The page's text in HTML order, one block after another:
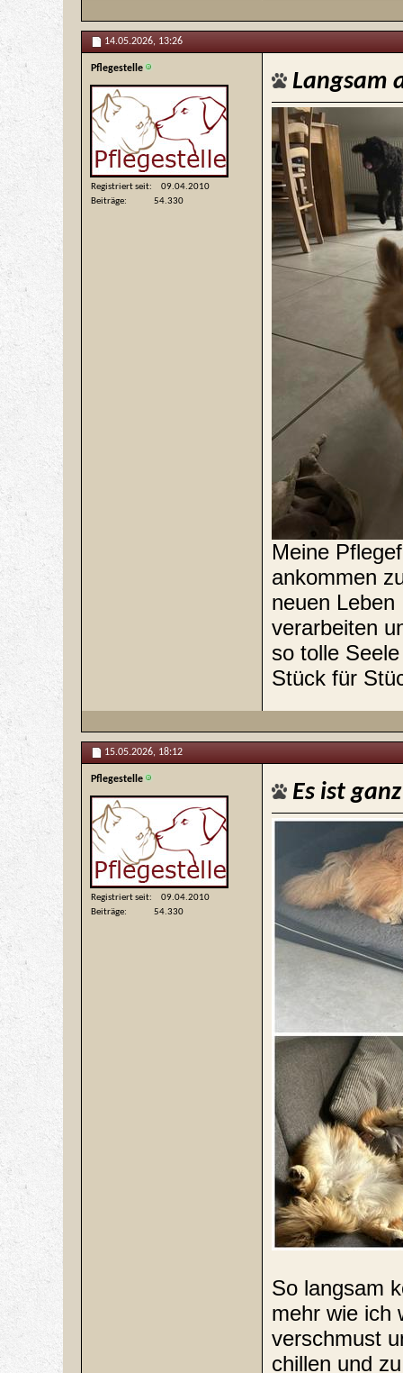
14.05.2026, 13:26
Pflegestelle
Registriert seit
09.04.2010
Beiträge
54.330
Langsam
Meine
ankommen
neuen
verarbeiten
so tolle
Stück für
15.05.2026, 18:12
Pflegestelle
Registriert seit
09.04.2010
Beiträge
54.330
Es ist
So langsam
mehr wie ich
verschmust
chillen und